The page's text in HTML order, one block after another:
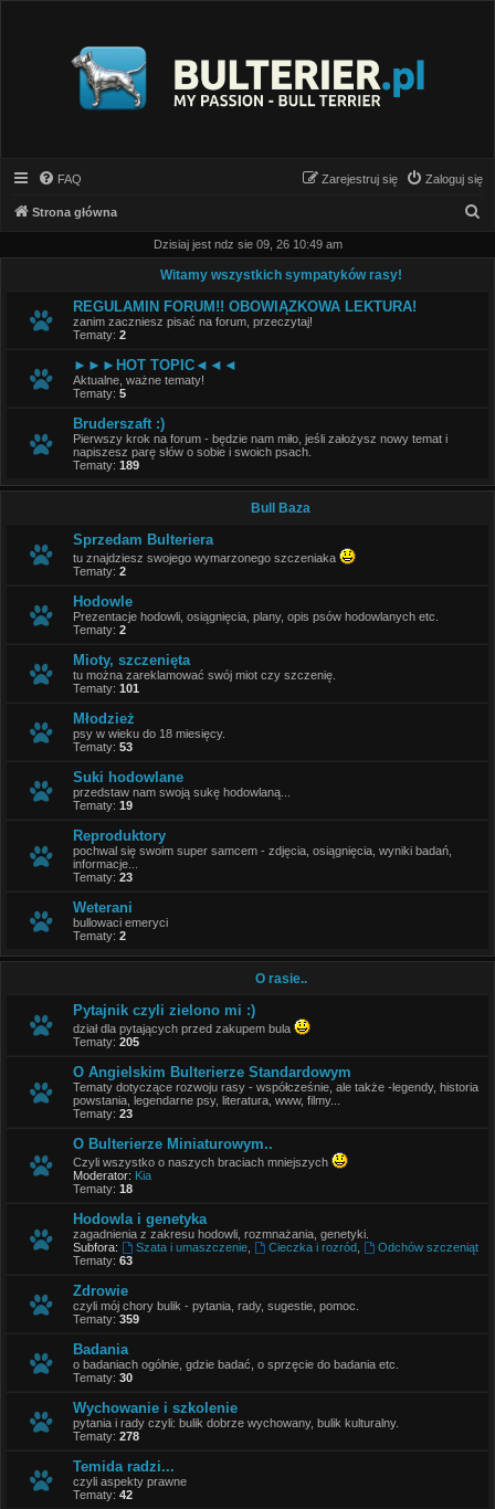
FAQ Zaloguj się
Zarejestruj się
Strona główna
Dzisiaj jest ndz sie 09, 26 10:49 am
Witamy wszystkich sympatyków rasy!
REGULAMIN FORUM!! OBOWIĄZKOWA LEKTURA!
zanim zaczniesz pisać na forum, przeczytaj!
Tematy: 2
►►►HOT TOPIC◄◄◄
Aktualne, ważne tematy!
Tematy: 5
Bruderszaft :)
Pierwszy krok na forum - będzie nam miło, jeśli założysz nowy temat i
napiszesz parę słów o sobie i swoich psach.
Tematy: 189
Bull Baza
Sprzedam Bulteriera
tu znajdziesz swojego wymarzonego szczeniaka
Tematy: 2
Hodowle
Prezentacje hodowli, osiągnięcia, plany, opis psów hodowlanych etc.
Tematy: 2
Mioty, szczenięta
tu można zareklamować swój miot czy szczenię.
Tematy: 101
Młodzież
psy w wieku do 18 miesięcy.
Tematy: 53
Suki hodowlane
przedstaw nam swoją sukę hodowlaną...
Tematy: 19
Reproduktory
pochwal się swoim super samcem - zdjęcia, osiągnięcia, wyniki badań,
informacje...
Tematy: 23
Weterani
bullowaci emeryci
Tematy: 2
O rasie..
Pytajnik czyli zielono mi :)
dział dla pytających przed zakupem bula
Tematy: 205
O Angielskim Bulterierze Standardowym
Tematy dotyczące rozwoju rasy - współcześnie, ale także -legendy, historia
powstania, legendarne psy, literatura, www, filmy...
Tematy: 23
O Bulterierze Miniaturowym..
Czyli wszystko o naszych braciach mniejszych
Moderator: Kia
Tematy: 18
Hodowla i genetyka
zagadnienia z zakresu hodowli, rozmnażania, genetyki.
Subfora:
Szata i umaszczenie, Cieczka i rozród,
Odchów szczeniąt
Tematy: 63
Zdrowie
czyli mój chory bulik - pytania, rady, sugestie, pomoc.
Tematy: 359
Badania
o badaniach ogólnie, gdzie badać, o sprzęcie do badania etc.
Tematy: 30
Wychowanie i szkolenie
pytania i rady czyli: bulik dobrze wychowany, bulik kulturalny.
Tematy: 278
Temida radzi...
czyli aspekty prawne
Tematy: 42